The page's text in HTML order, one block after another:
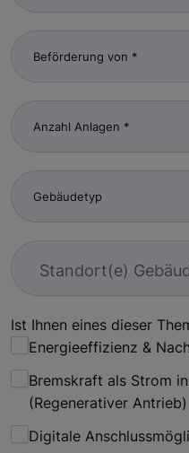
Standort(e)
Ist Ihnen eines dieser
Energieeffizienz &
Bremskraft als Strom
(Regenerativer Antrieb)
Digitale